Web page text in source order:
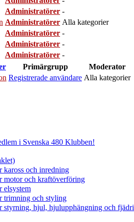
Administratörer -
Administratörer Alla kategorier
Administratörer -
Administratörer -
Administratörer -
Primärgrupp
Moderator
Registrerade användare Alla kategorier
i Svenska 480 Klubben!
och inredning
och kraftöverföring
och styling
hjul, hjulupphängning och